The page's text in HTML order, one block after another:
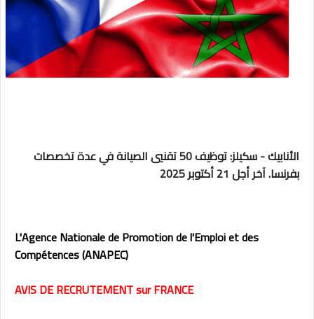
الأنابيك - سكيلز: توظيف 50 تقنيي الصيانة في عدة تخصصات
بفرنسا. آخر أجل 21 أكتوبر 2025
L'Agence Nationale de Promotion de l'Emploi et des
Compétences (ANAPEC)
AVIS DE RECRUTEMENT sur FRANCE